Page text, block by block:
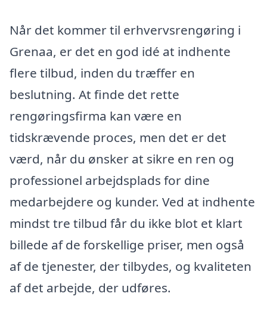
Når det kommer til erhvervsrengøring i
Grenaa, er det en god idé at indhente
flere tilbud, inden du træffer en
beslutning. At finde det rette
rengøringsfirma kan være en
tidskrævende proces, men det er det
værd, når du ønsker at sikre en ren og
professionel arbejdsplads for dine
medarbejdere og kunder. Ved at indhente
mindst tre tilbud får du ikke blot et klart
billede af de forskellige priser, men også
af de tjenester, der tilbydes, og kvaliteten
af det arbejde, der udføres.